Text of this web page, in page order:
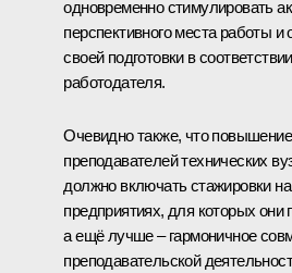
одновременно стимулировать
перспективного места работы
своей подготовки в
работодателя.
Очевидно также, что
преподавателей технических
должно включать стажировки
предприятиях, для которых они
а ещё лучше – гармоничное
преподавательской